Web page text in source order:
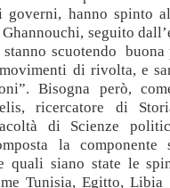
governi, hanno spinto
seguito
scuotendo
di rivolta, e
Bisogna però,
ricercatore di
di Scienze
la componente
quali siano state le
Tunisia, Egitto,